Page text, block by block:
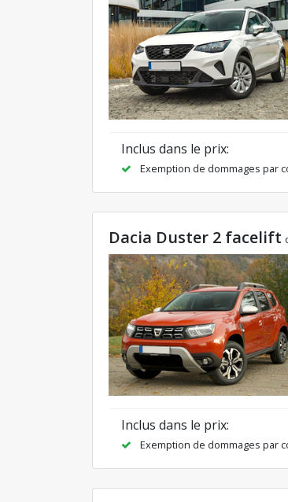
Inclus dans le prix:
Exemption de dommages par
Dacia Duster 2 facelift
Inclus dans le prix:
Exemption de dommages par